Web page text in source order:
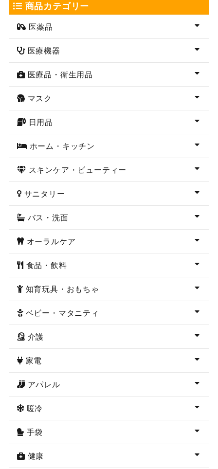
商品カテゴリー
医薬品
医療機器
医療品・衛生用品
マスク
日用品
ホーム・キッチン
スキンケア・ビューティー
サニタリー
バス・洗面
オーラルケア
食品・飲料
知育玩具・おもちゃ
ベビー・マタニティ
介護
家電
アパレル
暖冷
手袋
健康